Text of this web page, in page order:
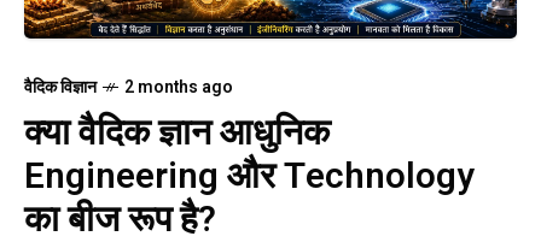
वैदिक विज्ञान 2 months ago
क्या वैदिक ज्ञान आधुनिक
Engineering और Technology
का बीज रूप है?